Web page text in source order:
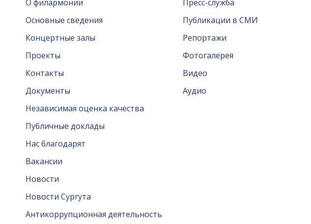
О филармонии
Основные сведения
Концертные залы
Проекты
Контакты
Документы
Независимая оценка качества
Публичные доклады
Нас благодарят
Вакансии
Новости
Новости Сургута
Антикоррупционная деятельность
Пресс-служба
Публикации в СМИ
Репортажи
Фотогалерея
Видео
Аудио